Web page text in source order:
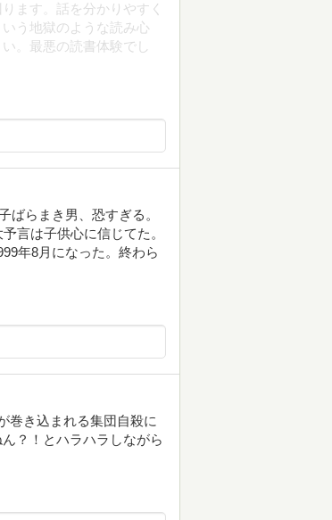
ます。話を分かりやすく
う地獄のような読み心
。最悪の読書体験でし
らまき男、恐すぎる。
言は子供心に信じてた。
年8月になった。終わら
巻き込まれる集団自殺に
？！とハラハラしながら